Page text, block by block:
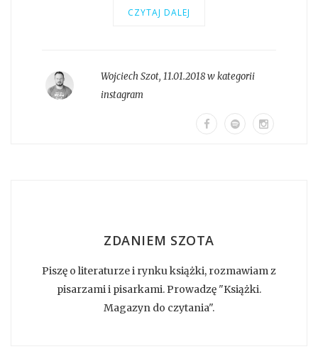
CZYTAJ DALEJ
Wojciech Szot, 11.01.2018 w kategorii
instagram
ZDANIEM SZOTA
Piszę o literaturze i rynku książki, rozmawiam z
pisarzami i pisarkami. Prowadzę "Książki.
Magazyn do czytania".